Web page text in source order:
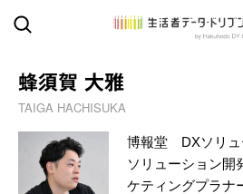
蜂須賀 大雅
TAIGA HACHISUKA
博報堂 DXソリュ
ソリューション開
ケティングプラナ